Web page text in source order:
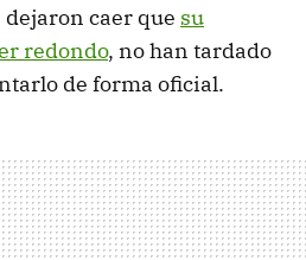
caer que su
redondo, no han tardado
de forma oficial.